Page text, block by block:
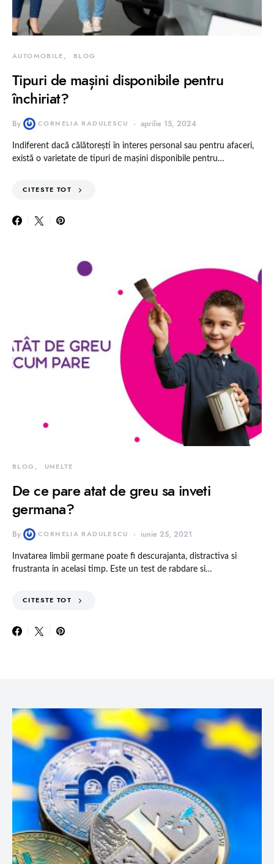
AUTOMOBILE BLOG
Tipuri de mașini disponibile pentru
închiriat?
By CORNELIA RADULESCU aprilie 15, 2024
Indiferent dacă călătorești în interes personal sau pentru afaceri,
există o varietate de tipuri de mașini disponibile pentru…
CITESTE TOT
BLOG UNELTE
De ce pare atat de greu sa inveti
germana?
By CORNELIA RADULESCU iunie 25, 2021
Invatarea limbii germane poate fi descurajanta, distractiva si
frustranta in acelasi timp. Este un test de rabdare si…
CITESTE TOT